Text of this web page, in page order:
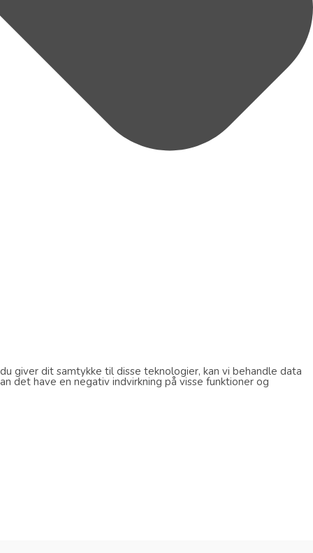
giver dit samtykke til disse teknologier, kan vi behandle data
det have en negativ indvirkning på visse funktioner og